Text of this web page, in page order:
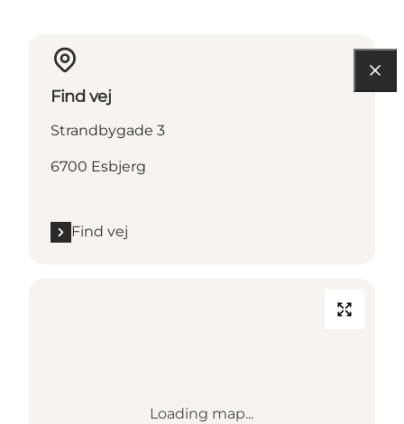
Find vej
Strandbygade 3
6700 Esbjerg
Find vej
Loading map...